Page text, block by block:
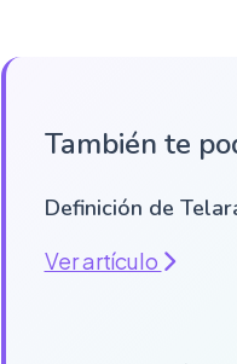
También te
Definición de
Ver artículo